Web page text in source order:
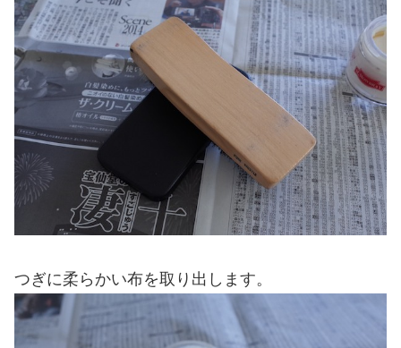
つぎに柔らかい布を取り出します。